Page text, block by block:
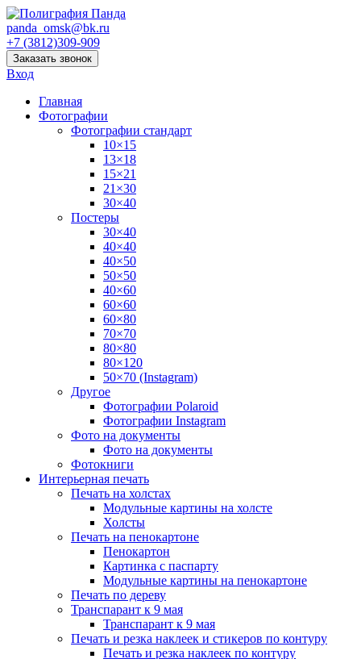
panda_omsk@bk.ru
+7 (3812)309-909
Заказать звонок
Вход
Главная
Фотографии
Фотографии стандарт
10×15
13×18
15×21
21×30
30×40
Постеры
30×40
40×40
40×50
50×50
40×60
60×60
60×80
70×70
80×80
80×120
50×70 (Instagram)
Другое
Фотографии Polaroid
Фотографии Instagram
Фото на документы
Фото на документы
Фотокниги
Интерьерная печать
Печать на холстах
Модульные картины на холсте
Холсты
Печать на пенокартоне
Пенокартон
Картинка с паспарту
Модульные картины на пенокартоне
Печать по дереву
Транспарант к 9 мая
Транспарант к 9 мая
Печать и резка наклеек и стикеров по контуру
Печать и резка наклеек по контуру